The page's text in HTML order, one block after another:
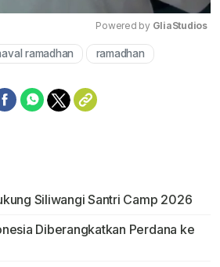
Powered by GliaStudios
ramadhan ramadhan
Siliwangi Santri Camp 2026
Diberangkatkan Perdana ke